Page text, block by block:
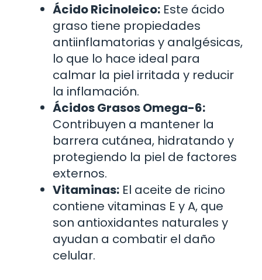
Ácido Ricinoleico: Este ácido
graso tiene propiedades
antiinflamatorias y analgésicas,
lo que lo hace ideal para
calmar la piel irritada y reducir
la inflamación.
Ácidos Grasos Omega-6:
Contribuyen a mantener la
barrera cutánea, hidratando y
protegiendo la piel de factores
externos.
Vitaminas: El aceite de ricino
contiene vitaminas E y A, que
son antioxidantes naturales y
ayudan a combatir el daño
celular.